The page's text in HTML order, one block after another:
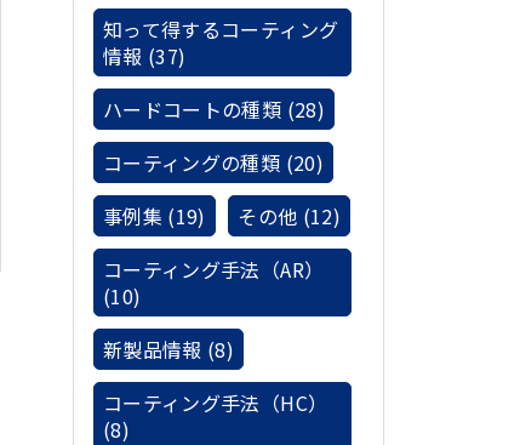
知って得するコーティング
情報 (37)
ハードコートの種類 (28)
コーティングの種類 (20)
事例集 (19)
その他 (12)
コーティング手法（AR）
(10)
新製品情報 (8)
コーティング手法（HC）
(8)